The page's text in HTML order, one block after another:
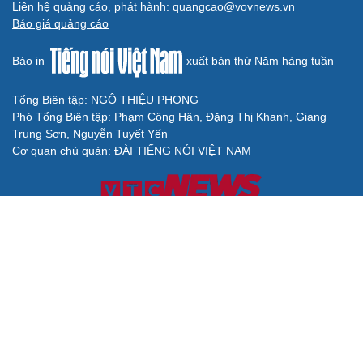
Liên hệ quảng cáo, phát hành: quangcao@vovnews.vn
Báo giá quảng cáo
Báo in xuất bản thứ Năm hàng tuần
Tổng Biên tập: NGÔ THIỆU PHONG
Phó Tổng Biên tập: Phạm Công Hân, Đặng Thị Khanh, Giang
Trung Sơn, Nguyễn Tuyết Yến
Cơ quan chủ quản: ĐÀI TIẾNG NÓI VIỆT NAM